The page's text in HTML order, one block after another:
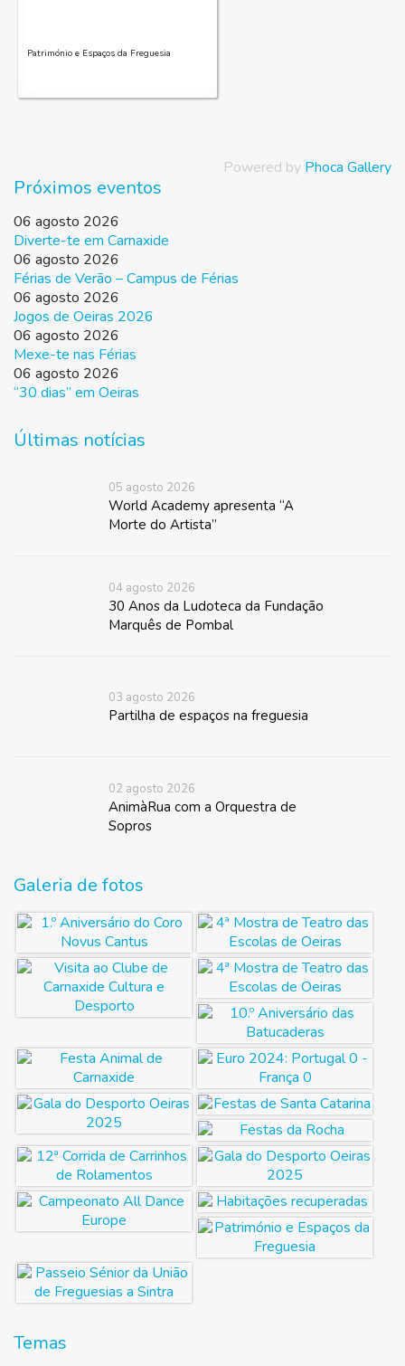
Património e Espaços da Freguesia
Powered by Phoca Gallery
Próximos eventos
06 agosto 2026
Diverte-te em Carnaxide
06 agosto 2026
Férias de Verão – Campus de Férias
06 agosto 2026
Jogos de Oeiras 2026
06 agosto 2026
Mexe-te nas Férias
06 agosto 2026
“30 dias” em Oeiras
Últimas notícias
05 agosto 2026
World Academy apresenta “A
Morte do Artista”
04 agosto 2026
30 Anos da Ludoteca da Fundação
Marquês de Pombal
03 agosto 2026
Partilha de espaços na freguesia
02 agosto 2026
AnimàRua com a Orquestra de
Sopros
Galeria de fotos
Temas